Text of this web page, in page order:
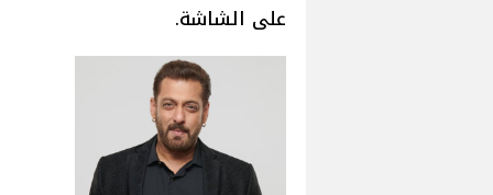
على الشاشة.